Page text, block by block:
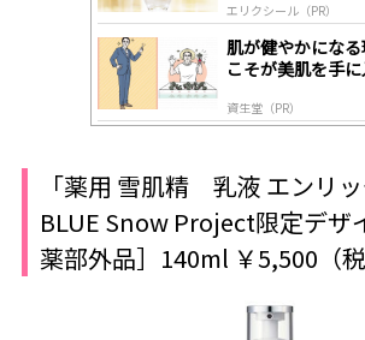
エリクシール（PR）
肌が健やかにな
こそが美肌を手
資生堂（PR）
「薬用 雪肌精 乳液 エンリ
BLUE Snow Project限定デザ
薬部外品］140ml ￥5,500（税